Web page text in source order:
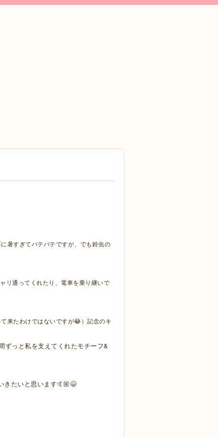
暑すぎてバテバテですが、でも鈴虫の
リ通ってくれたり、電車を乗り継いで
来たわけではないですが😂）記念のキ
ずっと私を支えてくれたモチーフ&
きたいと思います🤙🏼😄